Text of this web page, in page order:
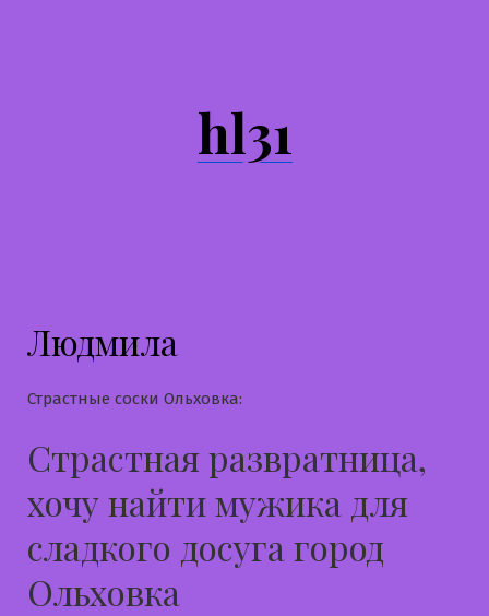
hl31
Людмила
Страстные соски Ольховка:
Страстная развратница,
хочу найти мужика для
сладкого досуга город
Ольховка